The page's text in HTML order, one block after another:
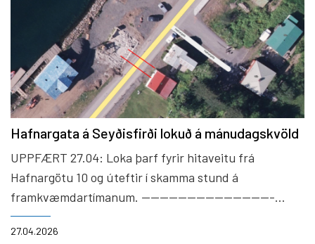
Hafnargata á Seyðisfirði lokuð á mánudagskvöld
27.04.2026
UPPFÆRT 27.04: Loka þarf fyrir hitaveitu frá
Hafnargötu 10 og úteftir í skamma stund á
framkvæmdartímanum. -----------------------------
-- Vegna tengivinnu við gamla ríkið þarf að loka
Hafnargötu frá kl. 10 á mánudagskvöld og fram eftir